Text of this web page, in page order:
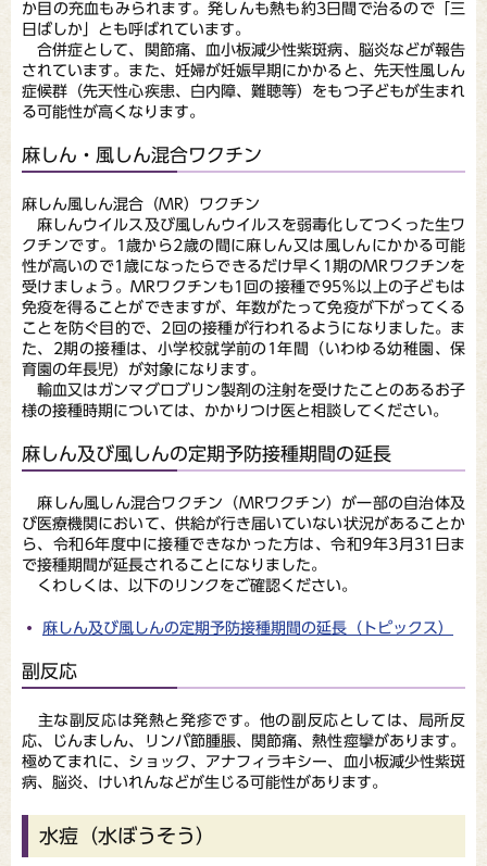
か目の充血もみられます。発しんも熱も約3日間で治るので「三
日ばしか」とも呼ばれています。
合併症として、関節痛、血小板減少性紫斑病、脳炎などが報告
されています。また、妊婦が妊娠早期にかかると、先天性風しん
症候群（先天性心疾患、白内障、難聴等）をもつ子どもが生まれ
る可能性が高くなります。
麻しん・風しん混合ワクチン
麻しん風しん混合（MR）ワクチン
麻しんウイルス及び風しんウイルスを弱毒化してつくった生ワ
クチンです。1歳から2歳の間に麻しん又は風しんにかかる可能
性が高いので1歳になったらできるだけ早く1期のMRワクチンを
受けましょう。MRワクチンも1回の接種で95％以上の子どもは
免疫を得ることができますが、年数がたって免疫が下がってくる
ことを防ぐ目的で、2回の接種が行われるようになりました。ま
た、2期の接種は、小学校就学前の1年間（いわゆる幼稚園、保
育園の年長児）が対象になります。
輸血又はガンマグロブリン製剤の注射を受けたことのあるお子
様の接種時期については、かかりつけ医と相談してください。
麻しん及び風しんの定期予防接種期間の延長
麻しん風しん混合ワクチン（MRワクチン）が一部の自治体及
び医療機関において、供給が行き届いていない状況があることか
ら、令和6年度中に接種できなかった方は、令和9年3月31日ま
で接種期間が延長されることになりました。
くわしくは、以下のリンクをご確認ください。
麻しん及び風しんの定期予防接種期間の延長（トピックス）
副反応
主な副反応は発熱と発疹です。他の副反応としては、局所反
応、じんましん、リンパ節腫脹、関節痛、熱性痙攣があります。
極めてまれに、ショック、アナフィラキシー、血小板減少性紫斑
病、脳炎、けいれんなどが生じる可能性があります。
水痘（水ぼうそう）